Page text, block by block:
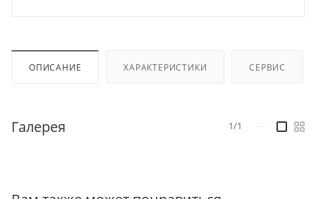
ОПИСАНИЕ ХАРАКТЕРИСТИКИ СЕРВИС
Галерея 1/1